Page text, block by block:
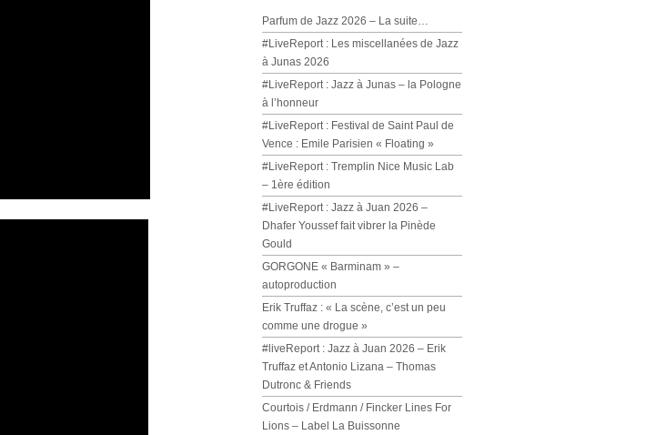
Parfum de Jazz 2026 – La suite…
#LiveReport : Les miscellanées de Jazz
à Junas 2026
#LiveReport : Jazz à Junas – la Pologne
à l’honneur
#LiveReport : Festival de Saint Paul de
Vence : Emile Parisien « Floating »
#LiveReport : Tremplin Nice Music Lab
– 1ère édition
#LiveReport : Jazz à Juan 2026 –
Dhafer Youssef fait vibrer la Pinède
Gould
GORGONE « Barminam » –
autoproduction
Erik Truffaz : « La scène, c’est un peu
comme une drogue »
#liveReport : Jazz à Juan 2026 – Erik
Truffaz et Antonio Lizana – Thomas
Dutronc & Friends
Courtois / Erdmann / Fincker Lines For
Lions – Label La Buissonne